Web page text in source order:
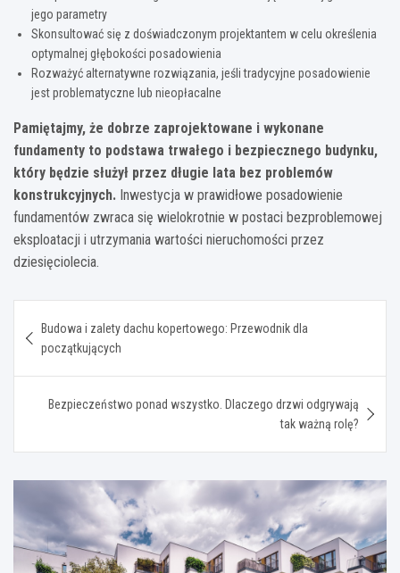
jego parametry
Skonsultować się z doświadczonym projektantem w celu określenia
optymalnej głębokości posadowienia
Rozważyć alternatywne rozwiązania, jeśli tradycyjne posadowienie
jest problematyczne lub nieopłacalne
Pamiętajmy, że dobrze zaprojektowane i wykonane
fundamenty to podstawa trwałego i bezpiecznego budynku,
który będzie służył przez długie lata bez problemów
konstrukcyjnych. Inwestycja w prawidłowe posadowienie
fundamentów zwraca się wielokrotnie w postaci bezproblemowej
eksploatacji i utrzymania wartości nieruchomości przez
dziesięciolecia.
wpisu
Budowa i zalety dachu kopertowego: Przewodnik dla
początkujących
Bezpieczeństwo ponad wszystko. Dlaczego drzwi odgrywają
tak ważną rolę?